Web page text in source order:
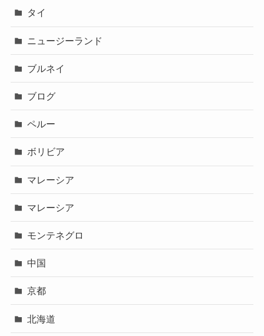
タイ
ニュージーランド
ブルネイ
ブログ
ペルー
ボリビア
マレーシア
マレーシア
モンテネグロ
中国
京都
北海道